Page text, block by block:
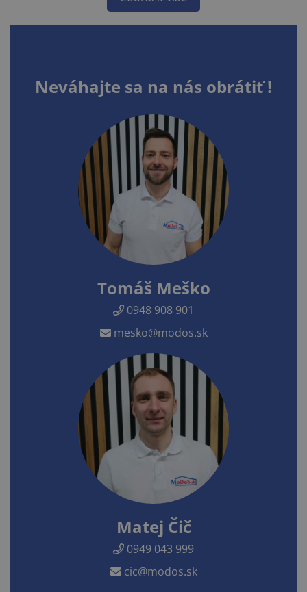
Neváhajte sa na nás obrátiť !
Tomáš Meško
0948 908 901
mesko@modos.sk
Matej Čič
0949 043 999
cic@modos.sk